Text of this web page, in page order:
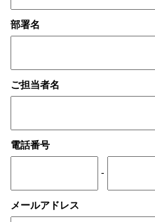
部署名
ご担当者名
電話番号
-
メールアドレス